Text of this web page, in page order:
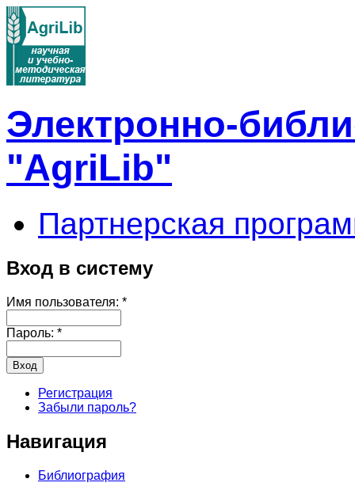
Электронно-
"AgriLib"
Партнерская
Вход в систему
Имя пользователя: *
Пароль: *
Регистрация
Забыли пароль?
Навигация
Библиография